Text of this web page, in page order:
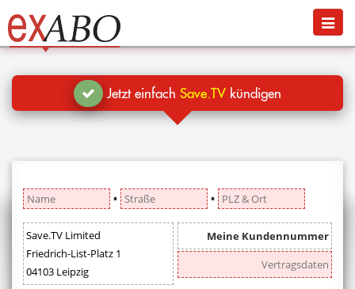
Jetzt kündigen
Blog
Hilfe
Menü
Jetzt einfach Save.TV kündigen
▪ ▪